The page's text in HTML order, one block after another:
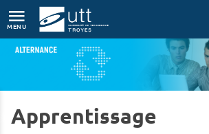
MENU
Accueil Formations Apprentissage
Apprentissage